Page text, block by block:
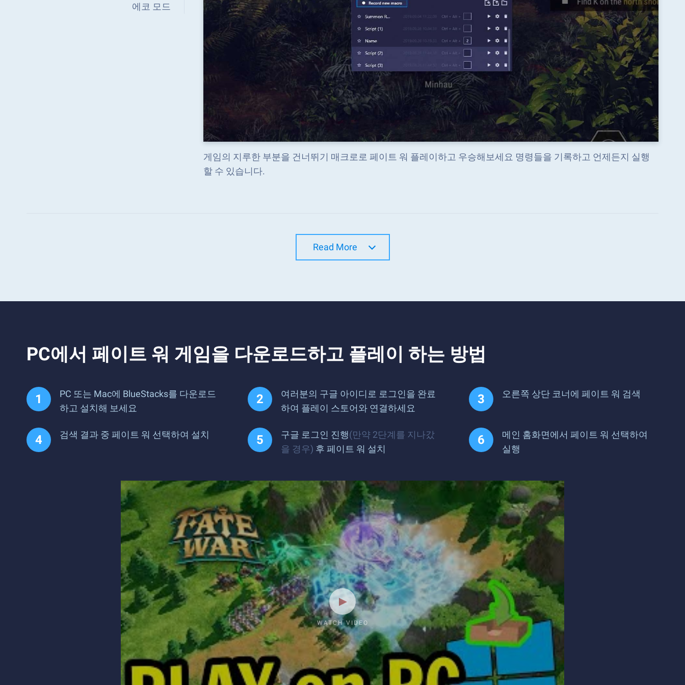
에코 모드
게임의 지루한 부분을 건너뛰기 매크로로 페이트 워 플레이하고 우승해보세요 명령들을 기록하고 언제든지 실행
할 수 있습니다.
Read More
PC에서 페이트 워 게임을 다운로드하고 플레이 하는 방법
PC 또는 Mac에 BlueStacks를 다운로드
하고 설치해 보세요
여러분의 구글 아이디로 로그인을 완료
하여 플레이 스토어와 연결하세요
오른쪽 상단 코너에 페이트 워 검색
검색 결과 중 페이트 워 선택하여 설치 구글 로그인 진행(만약 2단계를 지나갔
을 경우) 후 페이트 워 설치
메인 홈화면에서 페이트 워 선택하여
실행
WATCH VIDEO